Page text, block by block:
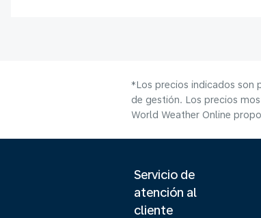
*Los precios indicados son
de gestión. Los precios
World Weather Online
Servicio de
atención al
cliente